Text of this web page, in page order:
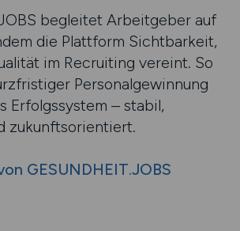
begleitet Arbeitgeber auf
die Plattform Sichtbarkeit,
im Recruiting vereint. So
Personalgewinnung
Erfolgssystem – stabil,
zukunftsorientiert.
GESUNDHEIT.JOBS